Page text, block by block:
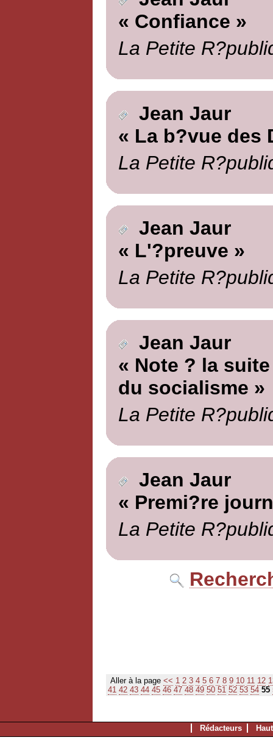
« Confiance »
La Petite
Jean Jaur
« La b?vue des
La Petite
Jean Jaur
« L'?preuve »
La Petite
Jean Jaur
« Note ? la
du socialisme »
La Petite
Jean Jaur
« Premi?re
La Petite
Aller à la page << 1 2 3 4 5 6 7 8 9 10 11 12
41 42 43 44 45 46 47 48 49 50 51 52 53 54 55
Rédacteurs